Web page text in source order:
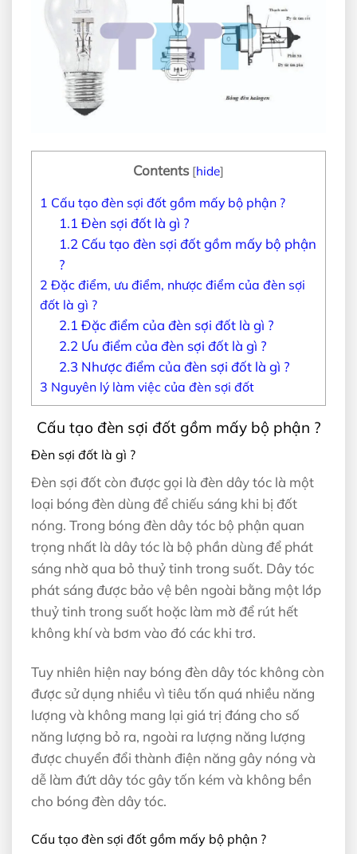
Contents [hide]
1 Cấu tạo đèn sợi đốt gồm mấy bộ phận ?
1.1 Đèn sợi đốt là gì ?
1.2Cấu tạo đèn sợi đốt gồm mấy bộ phận
?
2 Đặc điểm, ưu điểm, nhược điểm của đèn sợi
đốt là gì ?
2.1 Đặc điểm của đèn sợi đốt là gì ?
2.2Ưu điểm của đèn sợi đốt là gì ?
2.3 Nhược điểm của đèn sợi đốt là gì ?
3 Nguyên lý làm việc của đèn sợi đốt
Cấu tạo đèn sợi đốt gồm mấy bộ phận ?
Đèn sợi đốt là gì ?
Đèn sợi đốt còn được gọi là đèn dây tóc là một
loại bóng đèn dùng để chiếu sáng khi bị đốt
nóng. Trong bóng đèn dây tóc bộ phận quan
trọng nhất là dây tóc là bộ phần dùng để phát
sáng nhờ qua bỏ thuỷ tinh trong suốt. Dây tóc
phát sáng được bảo vệ bên ngoài bằng một lớp
thuỷ tinh trong suốt hoặc làm mờ để rút hết
không khí và bơm vào đó các khi trơ.
Tuy nhiên hiện nay bóng đèn dây tóc không còn
được sử dụng nhiều vì tiêu tốn quá nhiều năng
lượng và không mang lại giá trị đáng cho số
năng lượng bỏ ra, ngoài ra lượng năng lượng
được chuyển đổi thành điện năng gây nóng và
dễ làm đứt dây tóc gây tốn kém và không bền
cho bóng đèn dây tóc.
Cấu tạo đèn sợi đốt gồm mấy bộ phận ?